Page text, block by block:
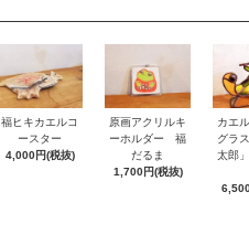
福ヒキカエルコ
ースター
4,000円(税抜)
原画アクリルキ
ーホルダー 福
だるま
1,700円(税抜)
カエ
グラ
太郎